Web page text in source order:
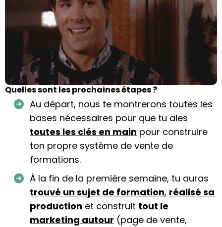
Quelles sont les prochaines étapes ?
Au départ, nous te montrerons toutes les
bases nécessaires pour que tu aies
toutes les clés en main pour construire
ton propre système de vente de
formations.
À la fin de la première semaine, tu auras
trouvé un sujet de formation, réalisé sa
production et construit tout le
marketing autour (page de vente,